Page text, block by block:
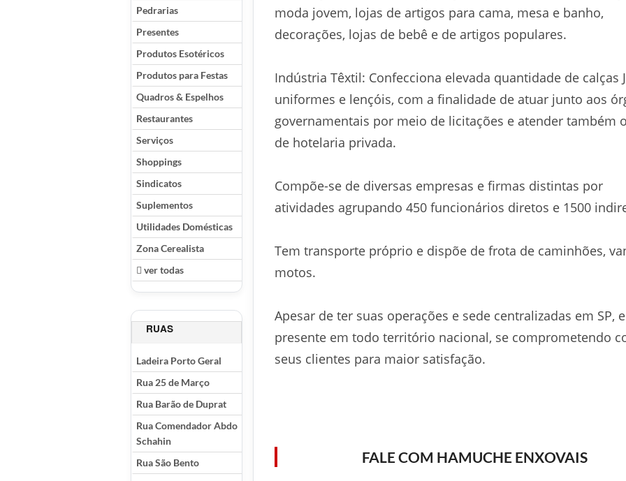
Pedrarias
Presentes
Produtos Esotéricos
Produtos para Festas
Quadros & Espelhos
Restaurantes
Serviços
Shoppings
Sindicatos
Suplementos
Utilidades Domésticas
Zona Cerealista
ver todas
RUAS
Ladeira Porto Geral
Rua 25 de Março
Rua Barão de Duprat
Rua Comendador Abdo
Schahin
Rua São Bento
moda jovem, lojas de artigos para cama, mesa e banho,
decorações, lojas de bebê e de artigos populares.
Indústria Têxtil: Confecciona elevada quantidade de calças
uniformes e lençóis, com a finalidade de atuar junto aos
governamentais por meio de licitações e atender também
de hotelaria privada.
Compõe-se de diversas empresas e firmas distintas por
atividades agrupando 450 funcionários diretos e 1500
Tem transporte próprio e dispõe de frota de caminhões,
motos.
Apesar de ter suas operações e sede centralizadas em SP,
presente em todo território nacional, se comprometendo
seus clientes para maior satisfação.
FALE COM HAMUCHE ENXOVAIS